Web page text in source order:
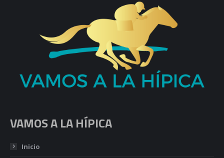
VAMOS A LA HÍPICA
Inicio